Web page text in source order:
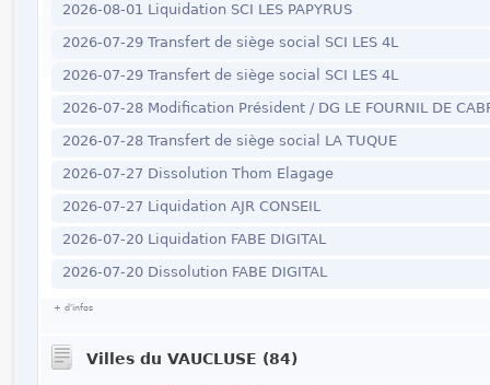
2026-08-01 Liquidation SCI LES PAPYRUS
2026-07-29 Transfert de siège social SCI LES 4L
2026-07-29 Transfert de siège social SCI LES 4L
2026-07-28 Modification Président / DG LE FOURNIL DE
2026-07-28 Transfert de siège social LA TUQUE
2026-07-27 Dissolution Thom Elagage
2026-07-27 Liquidation AJR CONSEIL
2026-07-20 Liquidation FABE DIGITAL
2026-07-20 Dissolution FABE DIGITAL
+ d'infos
Villes du VAUCLUSE (84)